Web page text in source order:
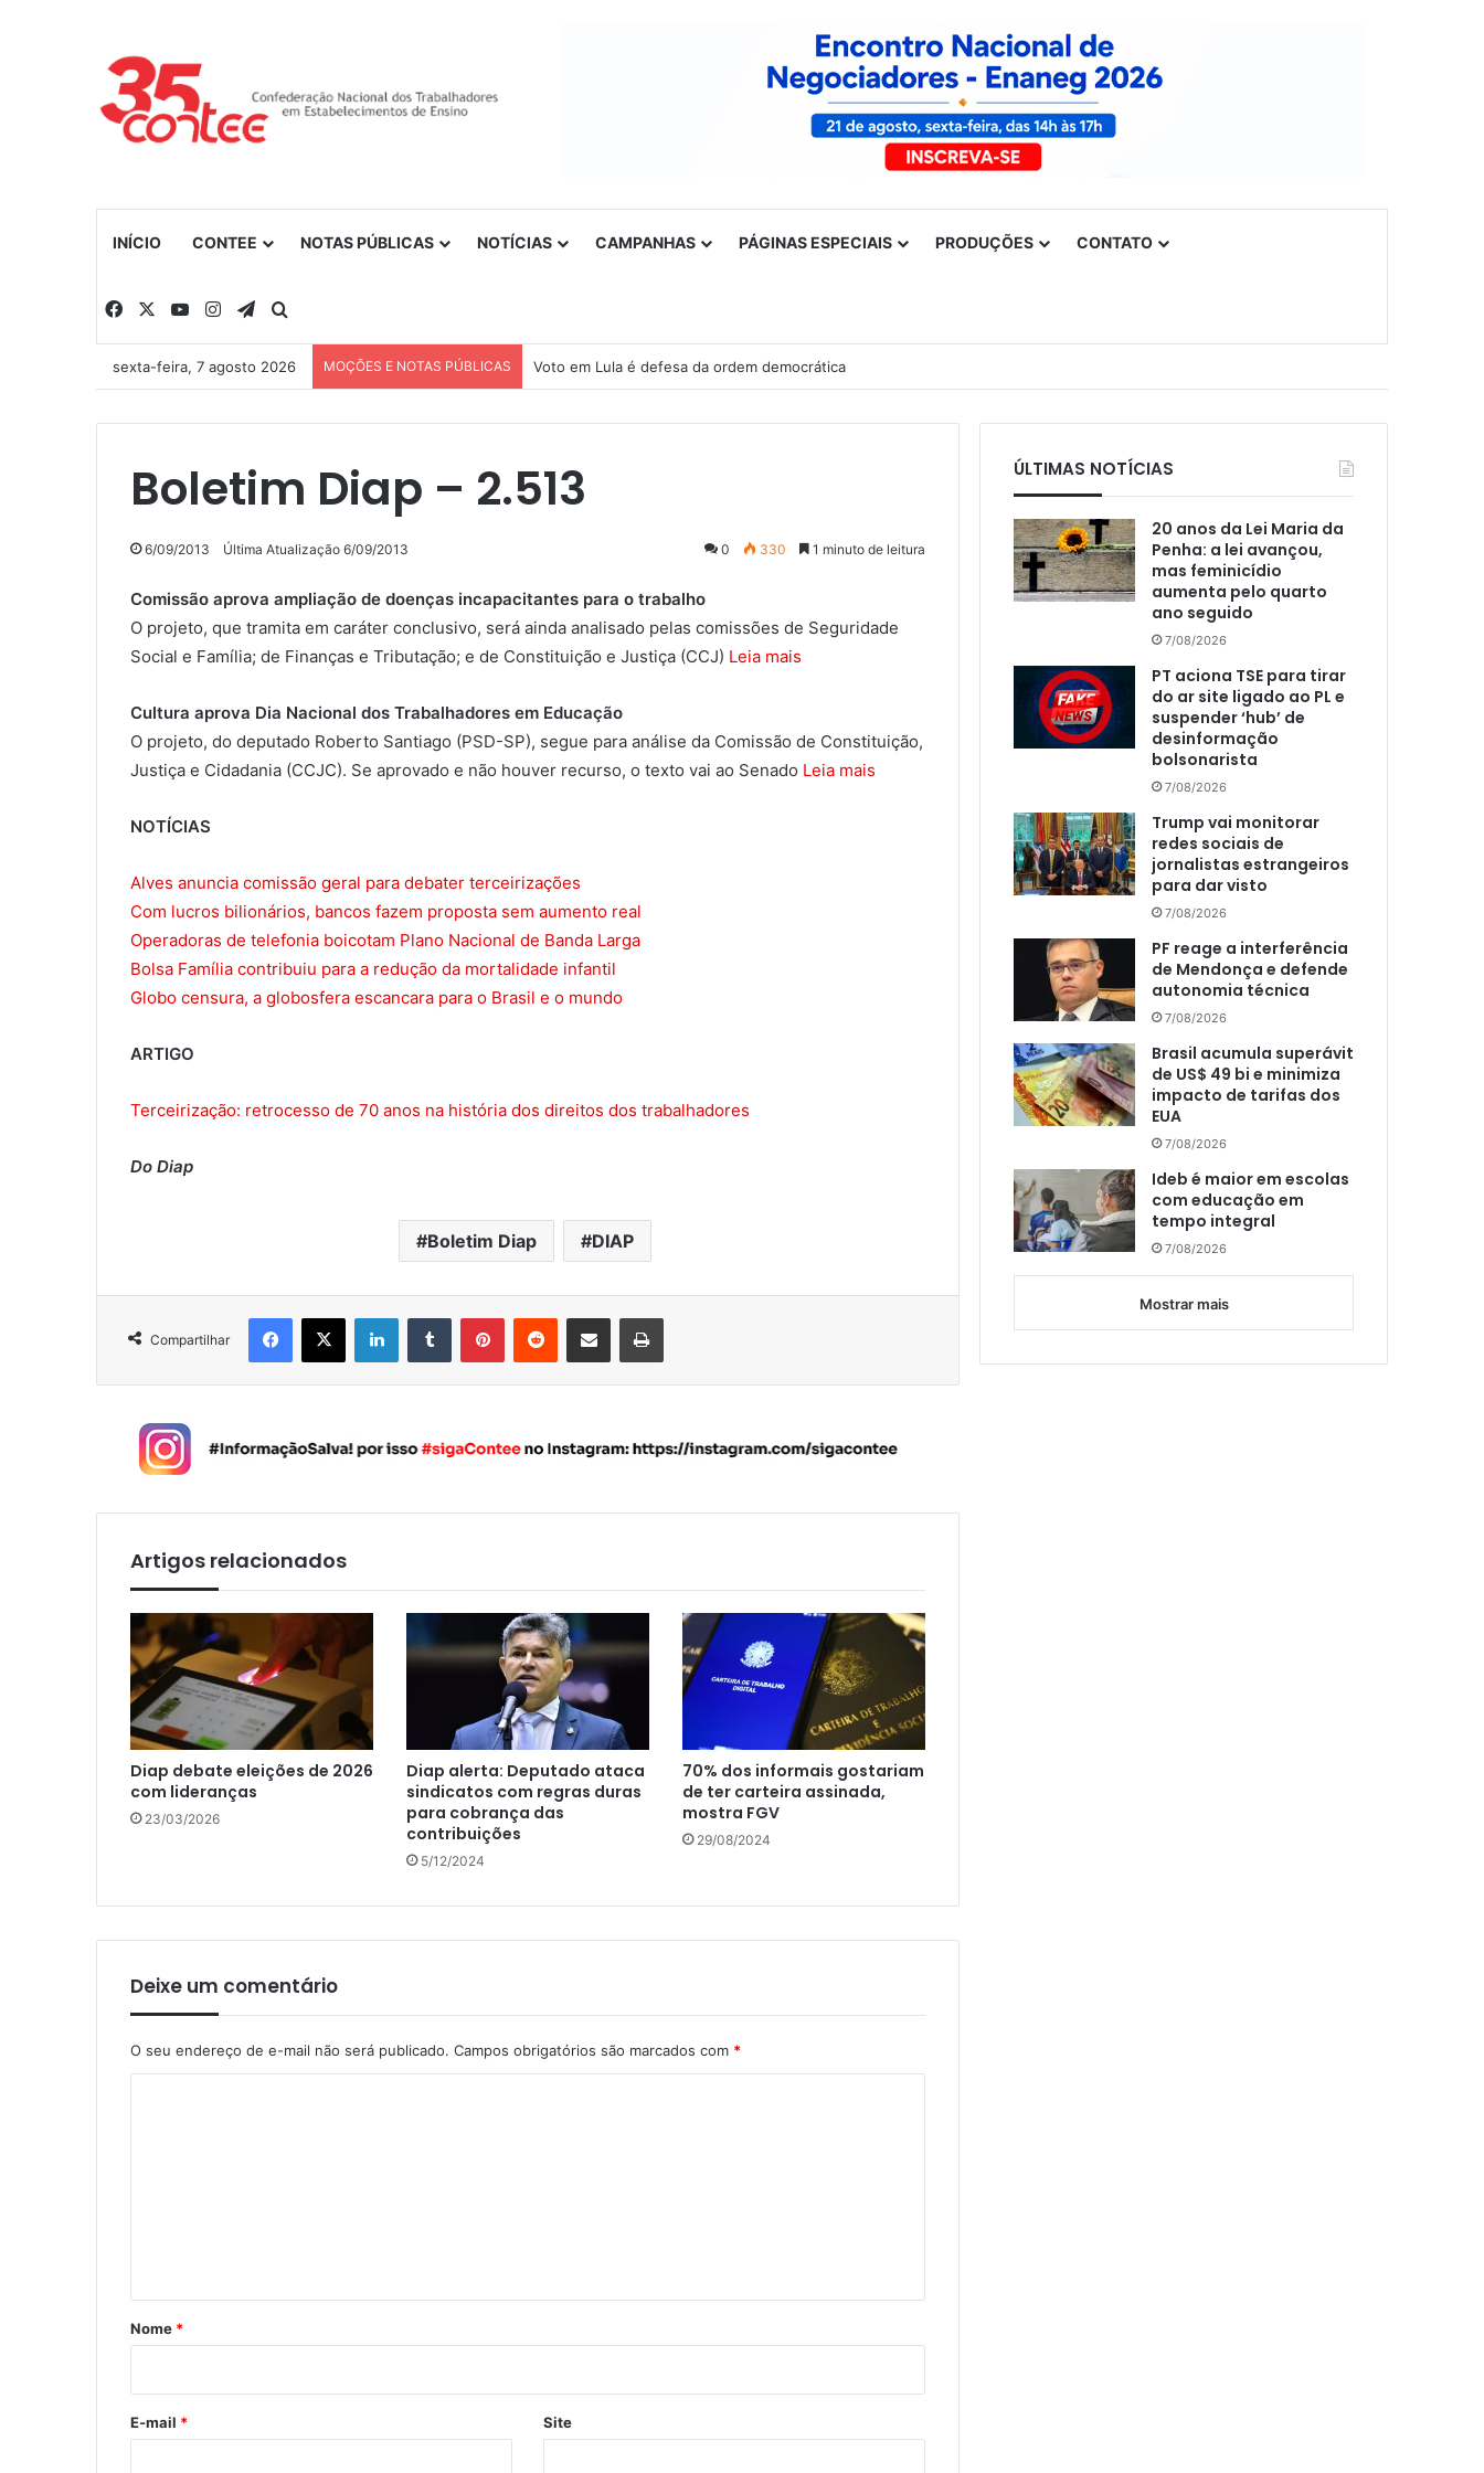
INÍCIO CONTEE NOTAS PÚBLICAS NOTÍCIAS CAMPANHAS PÁGINAS ESPECIAIS PRODUÇÕES CONTATO
Facebook YouTubeInstagramTelegram
sexta-feira, 7 agosto 2026 MOÇÕES E NOTAS PÚBLICAS Voto em Lula é defesa da ordem democrática
Boletim Diap – 2.513
6/09/2013 Última Atualização 6/09/2013 0 330 1 minuto de leitura
Comissão aprova ampliação de doenças incapacitantes para o trabalho
O projeto, que tramita em caráter conclusivo, será ainda analisado pelas comissões de Seguridade
Social e Família; de Finanças e Tributação; e de Constituição e Justiça (CCJ) Leia mais
Cultura aprova Dia Nacional dos Trabalhadores em Educação
O projeto, do deputado Roberto Santiago (PSD-SP), segue para análise da Comissão de Constituição,
Justiça e Cidadania (CCJC). Se aprovado e não houver recurso, o texto vai ao Senado Leia mais
NOTÍCIAS
Alves anuncia comissão geral para debater terceirizações
Com lucros bilionários, bancos fazem proposta sem aumento real
Operadoras de telefonia boicotam Plano Nacional de Banda Larga
Bolsa Família contribuiu para a redução da mortalidade infantil
Globo censura, a globosfera escancara para o Brasil e o mundo
ARTIGO
Terceirização: retrocesso de 70 anos na história dos direitos dos trabalhadores
Do Diap
Boletim Diap DIAP
Compartilhar
Artigos relacionados
Diap debate eleições de 2026
com lideranças
23/03/2026
Diap alerta: Deputado ataca
sindicatos com regras duras
para cobrança das
contribuições
5/12/2024
70% dos informais gostariam
de ter carteira assinada,
mostra FGV
29/08/2024
Deixe um comentário
O seu endereço de e-mail não será publicado. Campos obrigatórios são marcados com *
r
*
Nome *
E-mail * Site
ÚLTIMAS NOTÍCIAS
20 anos da Lei Maria da
Penha: a lei avançou,
mas feminicídio
aumenta pelo quarto
ano seguido
7/08/2026
PT aciona TSE para tirar
do ar site ligado ao PL e
suspender ‘hub’ de
desinformação
bolsonarista
7/08/2026
Trump vai monitorar
redes sociais de
jornalistas estrangeiros
para dar visto
7/08/2026
PF reage a interferência
de Mendonça e defende
autonomia técnica
7/08/2026
Brasil acumula superávit
de US$ 49 bi e minimiza
impacto de tarifas dos
EUA
7/08/2026
Ideb é maior em escolas
com educação em
tempo integral
7/08/2026
Mostrar mais